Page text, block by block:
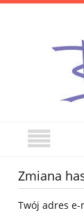
Zmiana
Twój adres e-